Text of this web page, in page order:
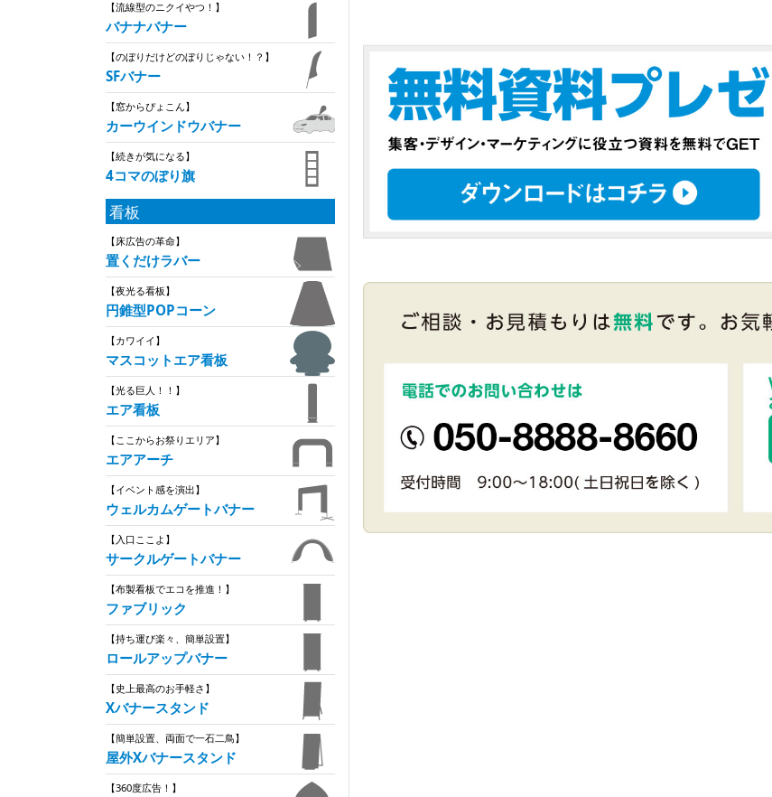
【流線型のニクイやつ！】
バナナバナー
【のぼりだけどのぼりじゃない！？】
SFバナー
【窓からぴょこん】
カーウインドウバナー
【続きが気になる】
4コマのぼり旗
看板
【床広告の革命】
置くだけラバー
【夜光る看板】
円錐型POPコーン
【カワイイ】
マスコットエア看板
【光る巨人！！】
エア看板
【ここからお祭りエリア】
エアアーチ
【イベント感を演出】
ウェルカムゲートバナー
【入口ここよ】
サークルゲートバナー
【布製看板でエコを推進！】
ファブリック
【持ち運び楽々、簡単設置】
ロールアップバナー
【史上最高のお手軽さ】
Xバナースタンド
【簡単設置、両面で一石二鳥】
屋外Xバナースタンド
【360度広告！】